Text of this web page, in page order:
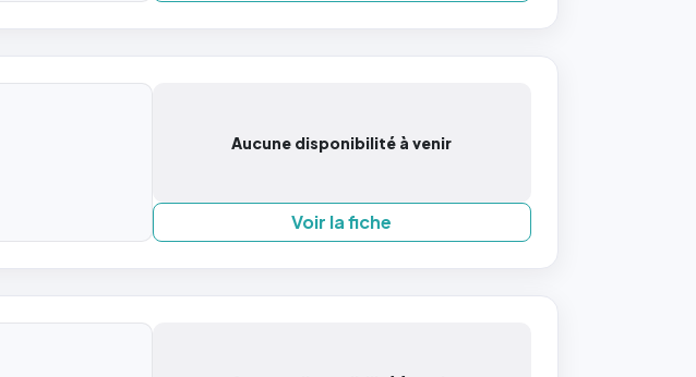
Aucune disponibilité à venir
Voir la fiche